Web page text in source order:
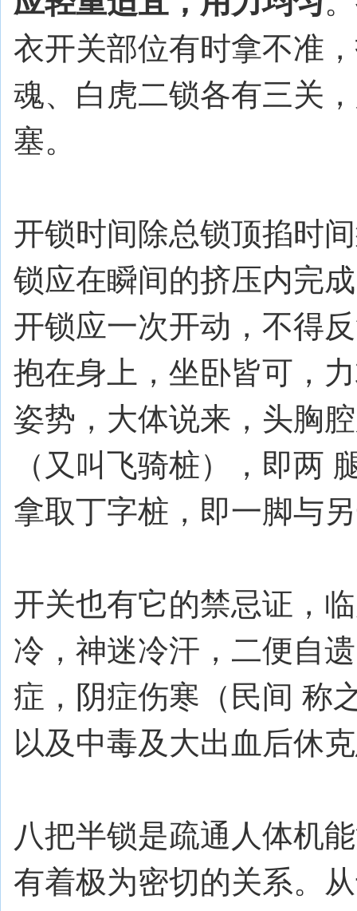
衣开关部位有时拿不准
魂、白虎二锁各有三关
塞。
开锁时间除总锁顶掐时
锁应在瞬间的挤压内完
开锁应一次开动，不得
抱在身上，坐卧皆可，
姿势，大体说来，头胸
（又叫飞骑桩），即两
拿取丁字桩，即一脚与
开关也有它的禁忌证，
冷，神迷冷汗，二便自
症，阴症伤寒（民间 称
以及中毒及大出血后休
八把半锁是疏通人体机
有着极为密切的关系。